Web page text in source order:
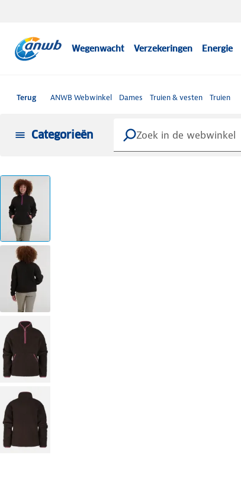
Wegenwacht Verzekeringen Energie
Terug ANWB Webwinkel Dames Truien & vesten Truien
Categorieën